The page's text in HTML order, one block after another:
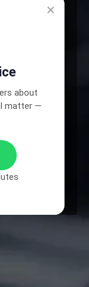
×
about
matter —